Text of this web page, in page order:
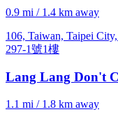
0.9 mi / 1.4 km away
106, Taiwan, Taipei
297-1號1樓
Lang Lang Don't
1.1 mi / 1.8 km away